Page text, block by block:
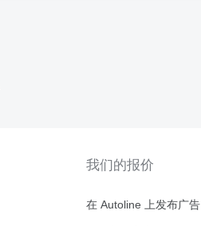
我们的报价
在 Autoline 上发布广告